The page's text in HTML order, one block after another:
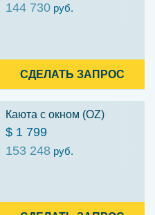
144 730 руб.
СДЕЛАТЬ ЗАПРОС
Каюта с окном (OZ)
$ 1 799
153 248 руб.